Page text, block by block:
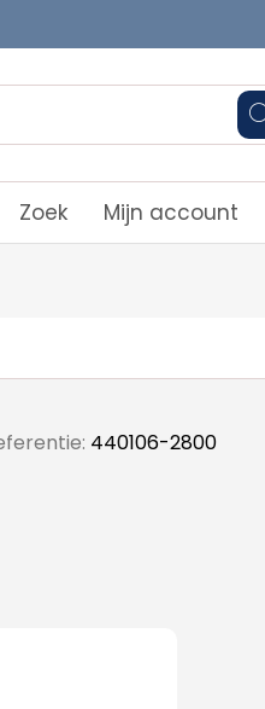
Zoek Mijn account
440106-2800